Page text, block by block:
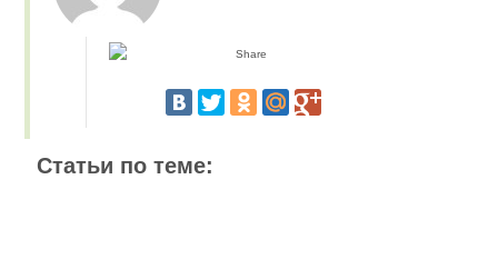
Статьи по теме: